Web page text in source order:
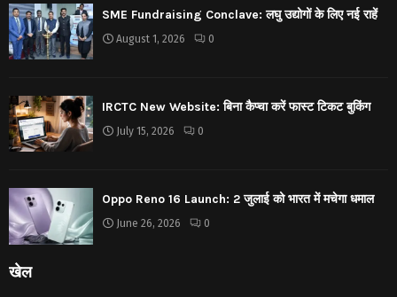
SME Fundraising Conclave: लघु उद्योगों के लिए नई राहें
August 1, 2026 0
IRCTC New Website: बिना कैप्चा करें फास्ट टिकट बुकिंग
July 15, 2026 0
Oppo Reno 16 Launch: 2 जुलाई को भारत में मचेगा धमाल
June 26, 2026 0
खेल